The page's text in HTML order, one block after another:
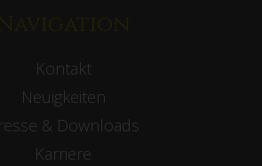
Kontakt
Neuigkeiten
& Downloads
Karriere